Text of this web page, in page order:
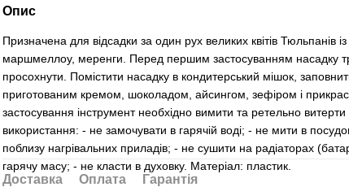
Опис
Призначена для відсадки за один рух великих квітів Тюльпанів
маршмеллоу, меренги. Перед першим застосуванням насадку
просохнути. Помістити насадку в кондитерський мішок,
приготованим кремом, шоколадом, айсингом, зефіром і
застосування інструмент необхідно вимити та ретельно
використання: - не замочувати в гарячій воді; - не мити в
поблизу нагрівальних приладів; - не сушити на радіаторах
гарячу масу; - не класти в духовку. Матеріал: пластик.
Доставка Оплата Гарантія